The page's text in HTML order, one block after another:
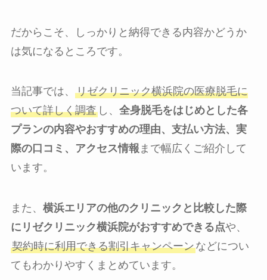
だからこそ、しっかりと納得できる内容かどうか
は気になるところです。
当記事では、 リゼクリニック横浜院の医療脱毛に
ついて詳しく調査し、 全身脱毛をはじめとした各
プランの内容やおすすめの理由、支払い方法、実
際の口コミ、アクセス情報 まで幅広くご紹介して
います。
また、 横浜エリアの他のクリニックと比較した際
にリゼクリニック横浜院がおすすめできる点や、
契約時に利用できる割引キャンペーンなどについ
てもわかりやすくまとめています。